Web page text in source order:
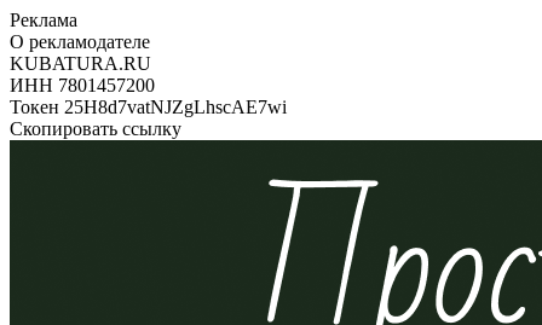
Реклама
О рекламодателе
KUBATURA.RU
ИНН 7801457200
Токен 25H8d7vatNJZgLhscAE7wi
Скопировать ссылку